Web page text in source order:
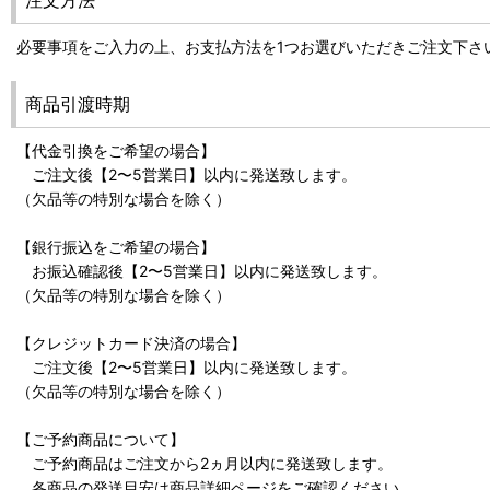
必要事項をご入力の上、お支払方法を1つお選びいただきご注文下さ
商品引渡時期
【代金引換をご希望の場合】
ご注文後【2〜5営業日】以内に発送致します。
（欠品等の特別な場合を除く）
【銀行振込をご希望の場合】
お振込確認後【2〜5営業日】以内に発送致します。
（欠品等の特別な場合を除く）
【クレジットカード決済の場合】
ご注文後【2〜5営業日】以内に発送致します。
（欠品等の特別な場合を除く）
【ご予約商品について】
ご予約商品はご注文から2ヵ月以内に発送致します。